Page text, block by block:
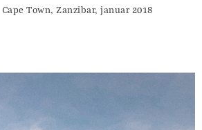
Cape Town, Zanzibar, januar 2018